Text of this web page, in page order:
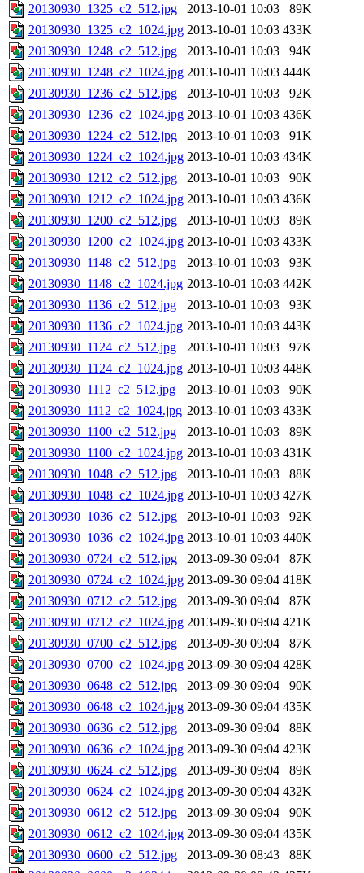
20130930_1325_c2_512.jpg
2013-10-01 10:03
89K
20130930_1325_c2_1024.jpg 2013-10-01 10:03 433K
20130930_1248_c2_512.jpg
2013-10-01 10:03
94K
20130930_1248_c2_1024.jpg 2013-10-01 10:03 444K
20130930_1236_c2_512.jpg
2013-10-01 10:03
92K
20130930_1236_c2_1024.jpg 2013-10-01 10:03 436K
20130930_1224_c2_512.jpg
2013-10-01 10:03
91K
20130930_1224_c2_1024.jpg 2013-10-01 10:03 434K
20130930_1212_c2_512.jpg
2013-10-01 10:03
90K
20130930_1212_c2_1024.jpg 2013-10-01 10:03 436K
20130930_1200_c2_512.jpg
2013-10-01 10:03
89K
20130930_1200_c2_1024.jpg 2013-10-01 10:03 433K
20130930_1148_c2_512.jpg
2013-10-01 10:03
93K
20130930_1148_c2_1024.jpg 2013-10-01 10:03 442K
20130930_1136_c2_512.jpg
2013-10-01 10:03
93K
20130930_1136_c2_1024.jpg 2013-10-01 10:03 443K
20130930_1124_c2_512.jpg
2013-10-01 10:03
97K
20130930_1124_c2_1024.jpg 2013-10-01 10:03 448K
20130930_1112_c2_512.jpg
2013-10-01 10:03
90K
20130930_1112_c2_1024.jpg 2013-10-01 10:03 433K
20130930_1100_c2_512.jpg
2013-10-01 10:03
89K
20130930_1100_c2_1024.jpg 2013-10-01 10:03 431K
20130930_1048_c2_512.jpg
2013-10-01 10:03
88K
20130930_1048_c2_1024.jpg 2013-10-01 10:03 427K
20130930_1036_c2_512.jpg
2013-10-01 10:03
92K
20130930_1036_c2_1024.jpg 2013-10-01 10:03 440K
20130930_0724_c2_512.jpg
2013-09-30 09:04
87K
20130930_0724_c2_1024.jpg 2013-09-30 09:04 418K
20130930_0712_c2_512.jpg
2013-09-30 09:04
87K
20130930_0712_c2_1024.jpg 2013-09-30 09:04 421K
20130930_0700_c2_512.jpg
2013-09-30 09:04
87K
20130930_0700_c2_1024.jpg 2013-09-30 09:04 428K
20130930_0648_c2_512.jpg
2013-09-30 09:04
90K
20130930_0648_c2_1024.jpg 2013-09-30 09:04 435K
20130930_0636_c2_512.jpg
2013-09-30 09:04
88K
20130930_0636_c2_1024.jpg 2013-09-30 09:04 423K
20130930_0624_c2_512.jpg
2013-09-30 09:04
89K
20130930_0624_c2_1024.jpg 2013-09-30 09:04 432K
20130930_0612_c2_512.jpg
2013-09-30 09:04
90K
20130930_0612_c2_1024.jpg 2013-09-30 09:04 435K
20130930_0600_c2_512.jpg
2013-09-30 08:43
88K